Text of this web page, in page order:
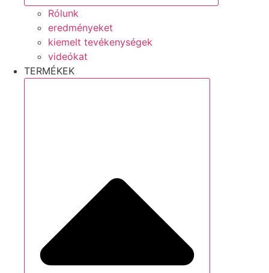
Rólunk
eredményeket
kiemelt tevékenységek
videókat
TERMÉKEK